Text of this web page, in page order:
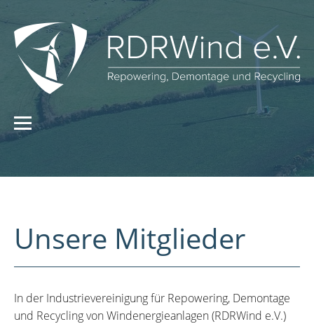
Unsere Mitglieder
In der Industrievereinigung für Repowering, Demontage
und Recycling von Windenergieanlagen (RDRWind e.V.)